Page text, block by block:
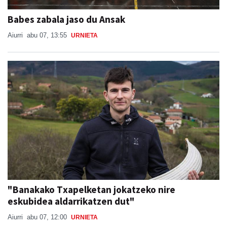
Babes zabala jaso du Ansak
Aiurri abu 07, 13:55 URNIETA
"Banakako Txapelketan jokatzeko nire
eskubidea aldarrikatzen dut"
Aiurri abu 07, 12:00 URNIETA